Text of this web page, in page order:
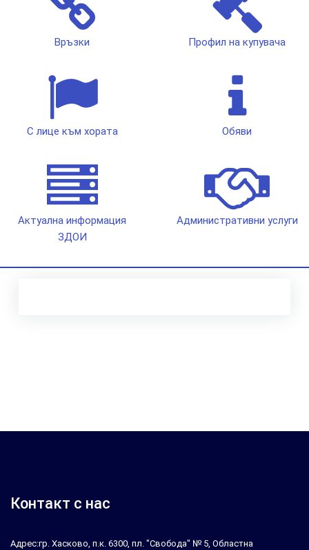
Връзки Профил на купувача
С лице към хората Обяви
Актуална информация
ЗДОИ
Административни услуги
Контакт с нас
Адрес:гр. Хасково, п.к. 6300, пл. "Свобода" № 5, Областна